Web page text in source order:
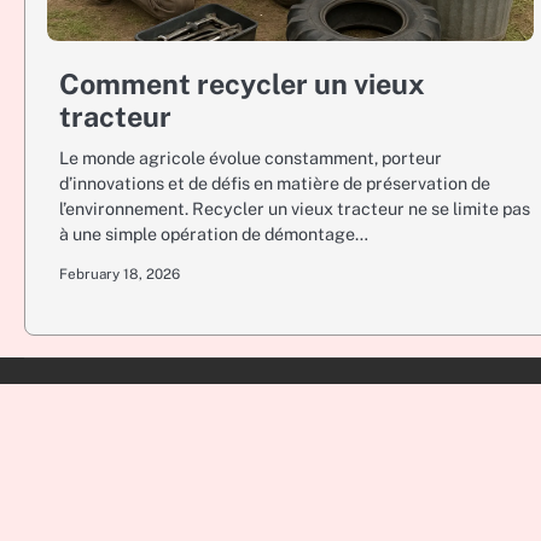
Comment recycler un vieux
tracteur
Le monde agricole évolue constamment, porteur
d’innovations et de défis en matière de préservation de
l’environnement. Recycler un vieux tracteur ne se limite pas
à une simple opération de démontage…
February 18, 2026